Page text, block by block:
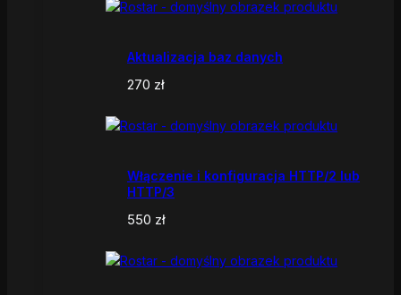
Aktualizacja baz danych
270 zł
Włączenie i konfiguracja HTTP/2 lub
HTTP/3
550 zł